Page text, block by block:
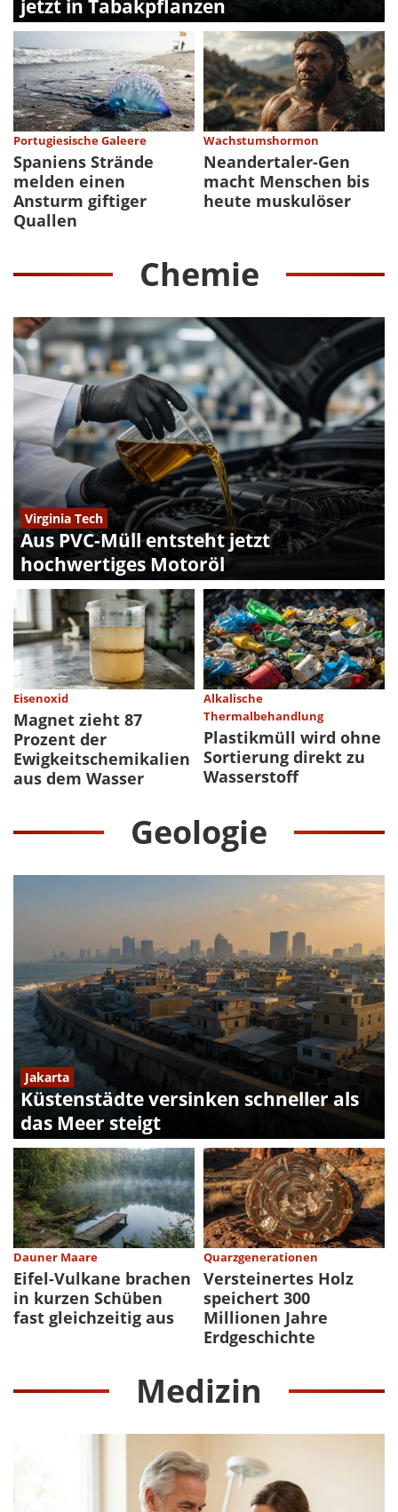
jetzt in Tabakpflanzen
Portugiesische Galeere
Spaniens Strände
melden einen
Ansturm giftiger
Quallen
Wachstumshormon
Neandertaler-Gen
macht Menschen bis
heute muskulöser
Chemie
Virginia Tech
Aus PVC-Müll entsteht jetzt
hochwertiges Motoröl
Eisenoxid
Magnet zieht 87
Prozent der
Ewigkeitschemikalien
aus dem Wasser
Alkalische
Thermalbehandlung
Plastikmüll wird ohne
Sortierung direkt zu
Wasserstoff
Geologie
Jakarta
Küstenstädte versinken schneller als
das Meer steigt
Dauner Maare
Eifel-Vulkane brachen
in kurzen Schüben
fast gleichzeitig aus
Quarzgenerationen
Versteinertes Holz
speichert 300
Millionen Jahre
Erdgeschichte
Medizin